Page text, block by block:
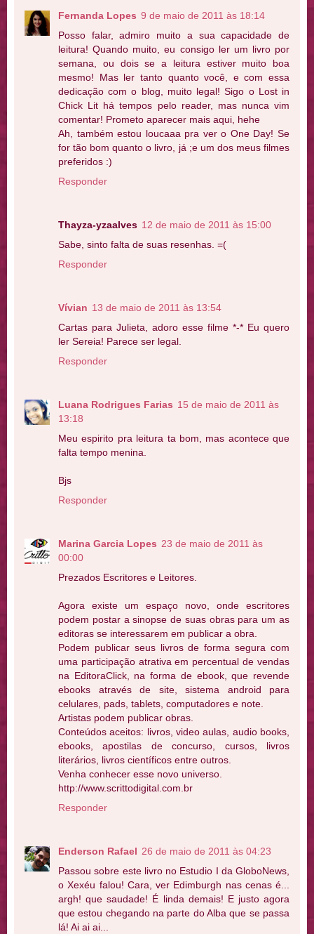
Fernanda Lopes 9 de maio de 2011 às 18:14
Posso falar, admiro muito a sua capacidade de
leitura! Quando muito, eu consigo ler um livro por
semana, ou dois se a leitura estiver muito boa
mesmo! Mas ler tanto quanto você, e com essa
dedicação com o blog, muito legal! Sigo o Lost in
Chick Lit há tempos pelo reader, mas nunca vim
comentar! Prometo aparecer mais aqui, hehe
Ah, também estou loucaaa pra ver o One Day! Se
for tão bom quanto o livro, já ;e um dos meus filmes
preferidos :)
Responder
Thayza-yzaalves 12 de maio de 2011 às 15:00
Sabe, sinto falta de suas resenhas. =(
Responder
Vívian 13 de maio de 2011 às 13:54
Cartas para Julieta, adoro esse filme *-* Eu quero
ler Sereia! Parece ser legal.
Responder
Luana Rodrigues Farias 15 de maio de 2011 às
13:18
Meu espirito pra leitura ta bom, mas acontece que
falta tempo menina.
Bjs
Responder
Marina Garcia Lopes 23 de maio de 2011 às
00:00
Prezados Escritores e Leitores.
Agora existe um espaço novo, onde escritores
podem postar a sinopse de suas obras para um as
editoras se interessarem em publicar a obra.
Podem publicar seus livros de forma segura com
uma participação atrativa em percentual de vendas
na EditoraClick, na forma de ebook, que revende
ebooks através de site, sistema android para
celulares, pads, tablets, computadores e note.
Artistas podem publicar obras.
Conteúdos aceitos: livros, video aulas, audio books,
ebooks, apostilas de concurso, cursos, livros
literários, livros científicos entre outros.
Venha conhecer esse novo universo.
http://www.scrittodigital.com.br
Responder
Enderson Rafael 26 de maio de 2011 às 04:23
Passou sobre este livro no Estudio I da GloboNews,
o Xexéu falou! Cara, ver Edimburgh nas cenas é...
argh! que saudade! É linda demais! E justo agora
que estou chegando na parte do Alba que se passa
lá! Ai ai ai...